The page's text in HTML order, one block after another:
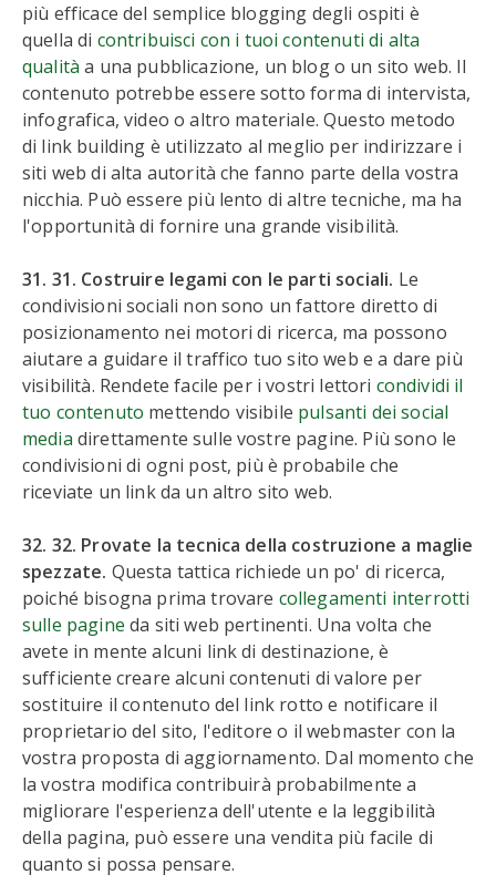
più efficace del semplice blogging degli ospiti è
quella di contribuisci con i tuoi contenuti di alta
qualitàa una pubblicazione, un blog o un sito web. Il
contenuto potrebbe essere sotto forma di intervista,
infografica, video o altro materiale. Questo metodo
di link building è utilizzato al meglio per indirizzare i
siti web di alta autorità che fanno parte della vostra
nicchia. Può essere più lento di altre tecniche, ma ha
l'opportunità di fornire una grande visibilità.
31. 31. Costruire legami con le parti sociali. Le
condivisioni sociali non sono un fattore diretto di
posizionamento nei motori di ricerca, ma possono
aiutare a guidare il traffico tuo sito web e a dare più
visibilità. Rendete facile per i vostri lettori condividi il
tuo contenuto mettendo visibile pulsanti dei social
media direttamente sulle vostre pagine. Più sono le
condivisioni di ogni post, più è probabile che
riceviate un link da un altro sito web.
32. 32. Provate la tecnica della costruzione a maglie
spezzate. Questa tattica richiede un po' di ricerca,
poiché bisogna prima trovare collegamenti interrotti
sulle pagine da siti web pertinenti. Una volta che
avete in mente alcuni link di destinazione, è
sufficiente creare alcuni contenuti di valore per
sostituire il contenuto del link rotto e notificare il
proprietario del sito, l'editore o il webmaster con la
vostra proposta di aggiornamento. Dal momento che
la vostra modifica contribuirà probabilmente a
migliorare l'esperienza dell'utente e la leggibilità
della pagina, può essere una vendita più facile di
quanto si possa pensare.